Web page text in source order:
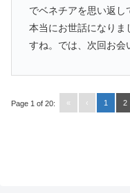
でベネチアを思い返し
本当にお世話になりま
すね。では、次回お会
Page 1 of 20: « ‹ 1 2